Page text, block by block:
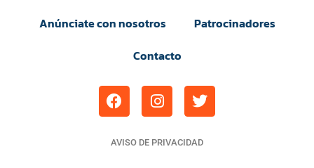
Anúnciate con nosotros
Patrocinadores
Contacto
AVISO DE PRIVACIDAD